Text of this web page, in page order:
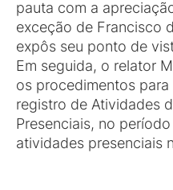
pauta com a
exceção de Francisco
expôs seu ponto de
Em seguida, o relator
os procedimentos
registro de Atividades
Presenciais, no
atividades presenciais